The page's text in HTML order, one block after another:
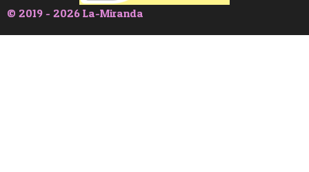
© 2019 - 2026 La-Miranda